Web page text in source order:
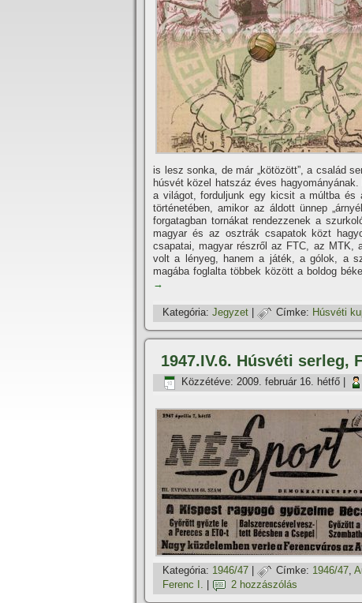
is lesz sonka, de már „kötözött”, a család
húsvét közel hatszáz éves
a világot, forduljunk egy kicsit a múltba és
történetében, amikor az áldott ünnep
forgatagban tornákat rendezzenek a
magyar és az osztrák csapatok közt
csapatai, magyar részről az FTC, az MTK,
volt a lényeg, hanem a játék, a gólok, a
magába foglalta többek között a boldog
→
Kategória: Jegyzet Címke: Húsvéti
1947.IV.6. Húsvéti serleg,
Közzétéve: 2009. február 16. hétfő
Kategória: 1946/47 Címke: 1946/47,
Ferenc I.
2 hozzászólás